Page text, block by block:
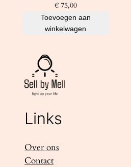
€75,00
Toevoegen aan
winkelwagen
Links
Over ons
Contact